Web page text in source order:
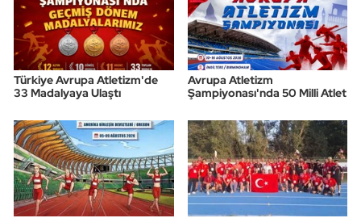
Türkiye Avrupa Atletizm'de
33 Madalyaya Ulaştı
Avrupa Atletizm
Şampiyonası'nda 50 Milli Atlet